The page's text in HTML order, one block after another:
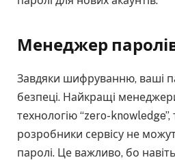
Менеджер
Завдяки шифруванню, ваші
безпеці. Найкращі
технологію “zero-knowledge”,
розробники сервісу не
паролі. Це важливо, бо